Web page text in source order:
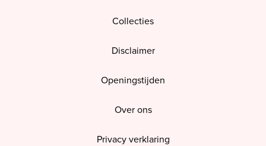
Collecties
Disclaimer
Openingstijden
Over ons
Privacy verklaring